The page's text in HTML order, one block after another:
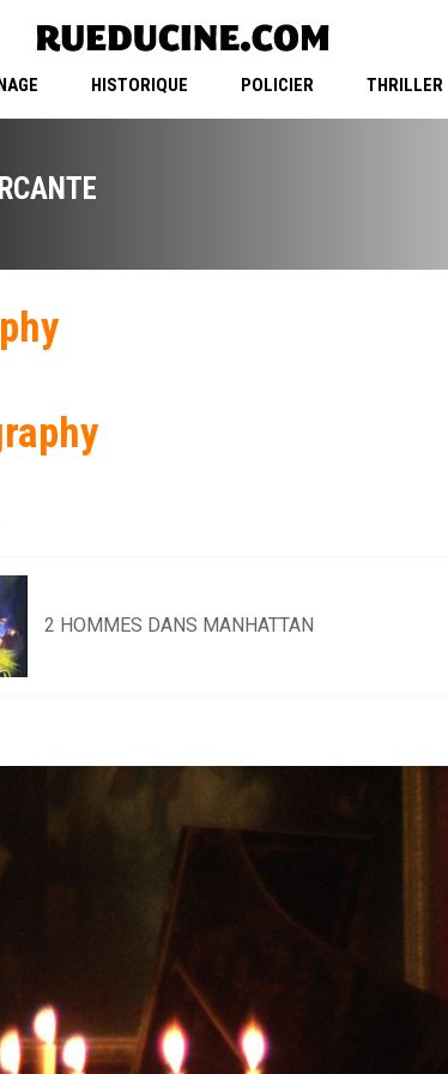
HISTORIQUE POLICIER THRILLER
2 HOMMES DANS MANHATTAN